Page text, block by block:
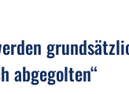
abgegolten“